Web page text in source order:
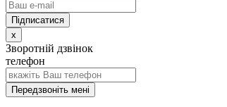
x
Зворотній дзвінок
телефон
Передзвоніть мені